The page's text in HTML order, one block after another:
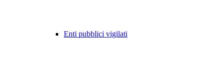
Enti pubblici vigilati